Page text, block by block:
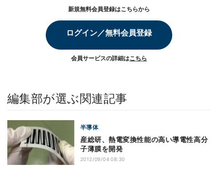
新規無料会員登録はこちらから
ログイン／無料会員登録
会員サービスの詳細はこちら
編集部が選ぶ関連記事
半導体
産総研、熱電変換性能の高い導電性高分
子薄膜を開発
2012/09/04 08:30